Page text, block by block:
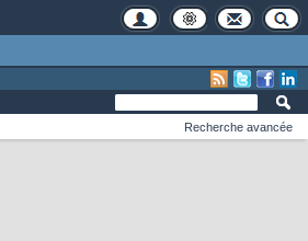
Recherche avancée